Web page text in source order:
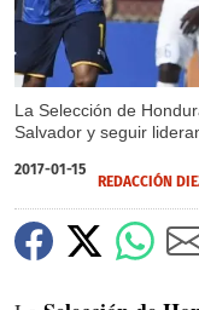
La Selección de
Salvador y seguir
2017-01-15
REDACCIÓN